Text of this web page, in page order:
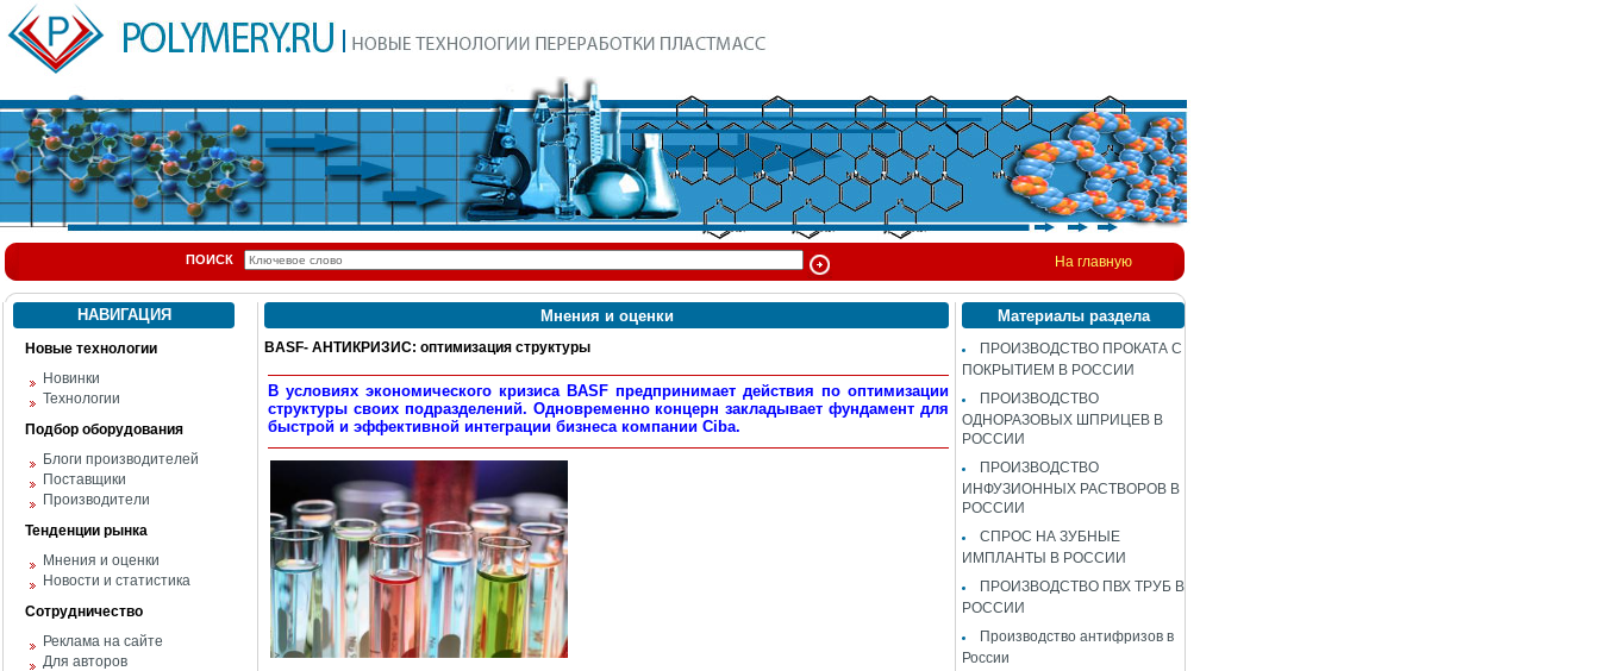
ПОИСК На главную
НАВИГАЦИЯ
Новые технологии
Новинки
Технологии
Подбор оборудования
Блоги производителей
Поставщики
Производители
Тенденции рынка
Мнения и оценки
Новости и статистика
Сотрудничество
Реклама на сайте
Для авторов
Мнения и оценки
BASF- АНТИКРИЗИС: оптимизация структуры
В условиях экономического кризиса BASF предпринимает действия по оптимизации
структуры своих подразделений. Одновременно концерн закладывает фундамент для
быстрой и эффективной интеграции бизнеса компании Ciba.
Материалы раздела
ПРОИЗВОДСТВО ПРОКАТА С
ПОКРЫТИЕМ В РОССИИ
ПРОИЗВОДСТВО
ОДНОРАЗОВЫХ ШПРИЦЕВ В
РОССИИ
ПРОИЗВОДСТВО
ИНФУЗИОННЫХ РАСТВОРОВ В
РОССИИ
СПРОС НА ЗУБНЫЕ
ИМПЛАНТЫ В РОССИИ
ПРОИЗВОДСТВО ПВХ ТРУБ В
РОССИИ
Производство антифризов в
России